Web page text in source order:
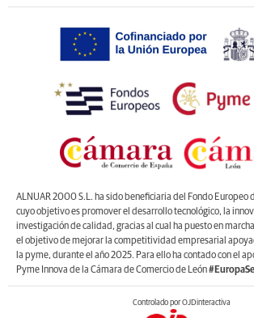
ALNUAR 2000 S.L. ha sido beneficiaria del Fondo Europeo
cuyo objetivo es promover el desarrollo tecnológico, la
investigación de calidad, gracias al cual ha puesto en
el objetivo de mejorar la competitividad empresarial
la pyme, durante el año 2025. Para ello ha contado con el
Pyme Innova de la Cámara de Comercio de León
Controlado por OJDinteractiva